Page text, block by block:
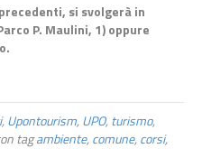
si svolgerà in
P. Maulini, 1) oppure
,Upontourism,UPO,turismo,
tagambiente,comune,corsi,